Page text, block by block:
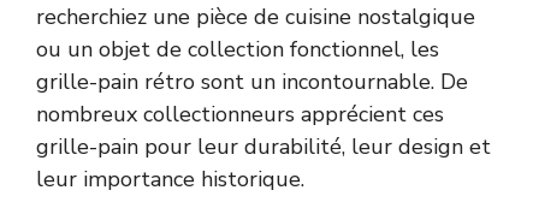
recherchiez une pièce de cuisine nostalgique
ou un objet de collection fonctionnel, les
grille-pain rétro sont un incontournable. De
nombreux collectionneurs apprécient ces
grille-pain pour leur durabilité, leur design et
leur importance historique.